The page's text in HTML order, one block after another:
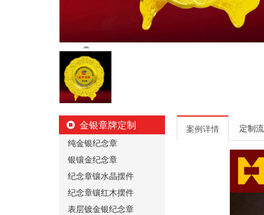
金银章牌定制
纯金银纪念章
银镶金纪念章
纪念章镶水晶摆件
纪念章镶红木摆件
表层镀金银纪念章
案例详情 定制